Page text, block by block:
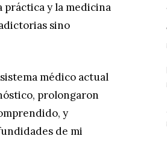
y la medicina
sino
médico actual
prolongaron
y
de mi